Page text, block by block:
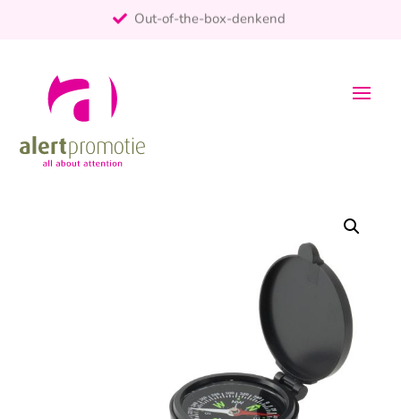
Out-of-the-box-denkend